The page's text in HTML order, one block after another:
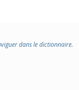
dans le dictionnaire.